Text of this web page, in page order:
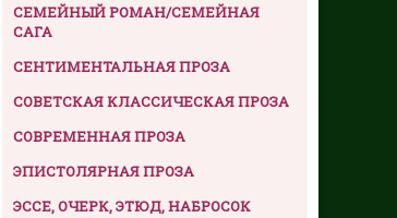
СЕМЕЙНЫЙ РОМАН/СЕМЕЙНАЯ
САГА
СЕНТИМЕНТАЛЬНАЯ ПРОЗА
СОВЕТСКАЯ КЛАССИЧЕСКАЯ ПРОЗА
СОВРЕМЕННАЯ ПРОЗА
ЭПИСТОЛЯРНАЯ ПРОЗА
ЭССЕ, ОЧЕРК, ЭТЮД, НАБРОСОК